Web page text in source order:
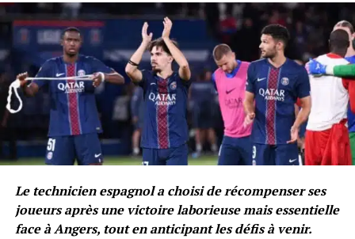
Le technicien espagnol a choisi de récompenser ses
joueurs après une victoire laborieuse mais essentielle
face à Angers, tout en anticipant les défis à venir.